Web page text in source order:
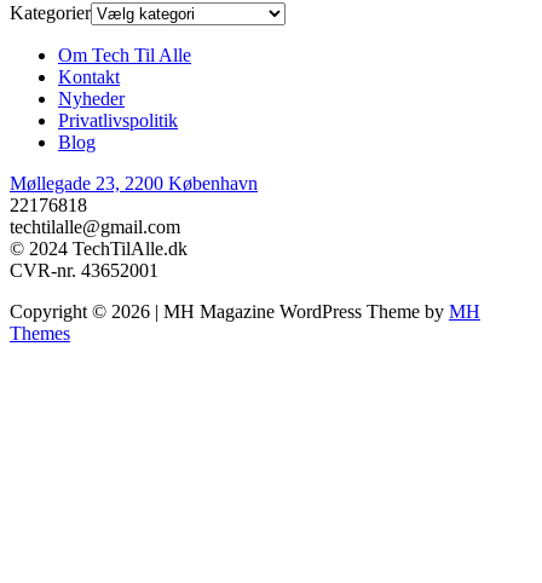
Kategorier
Om Tech Til Alle
Kontakt
Nyheder
Privatlivspolitik
Blog
Møllegade 23, 2200 København
22176818
techtilalle@gmail.com
© 2024 TechTilAlle.dk
CVR-nr. 43652001
Copyright © 2026 | MH Magazine WordPress Theme by MH
Themes